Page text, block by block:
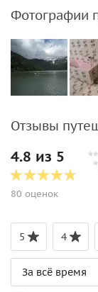
Фотографии
Отзывы
4.8 из 5
80 оценок
5 4